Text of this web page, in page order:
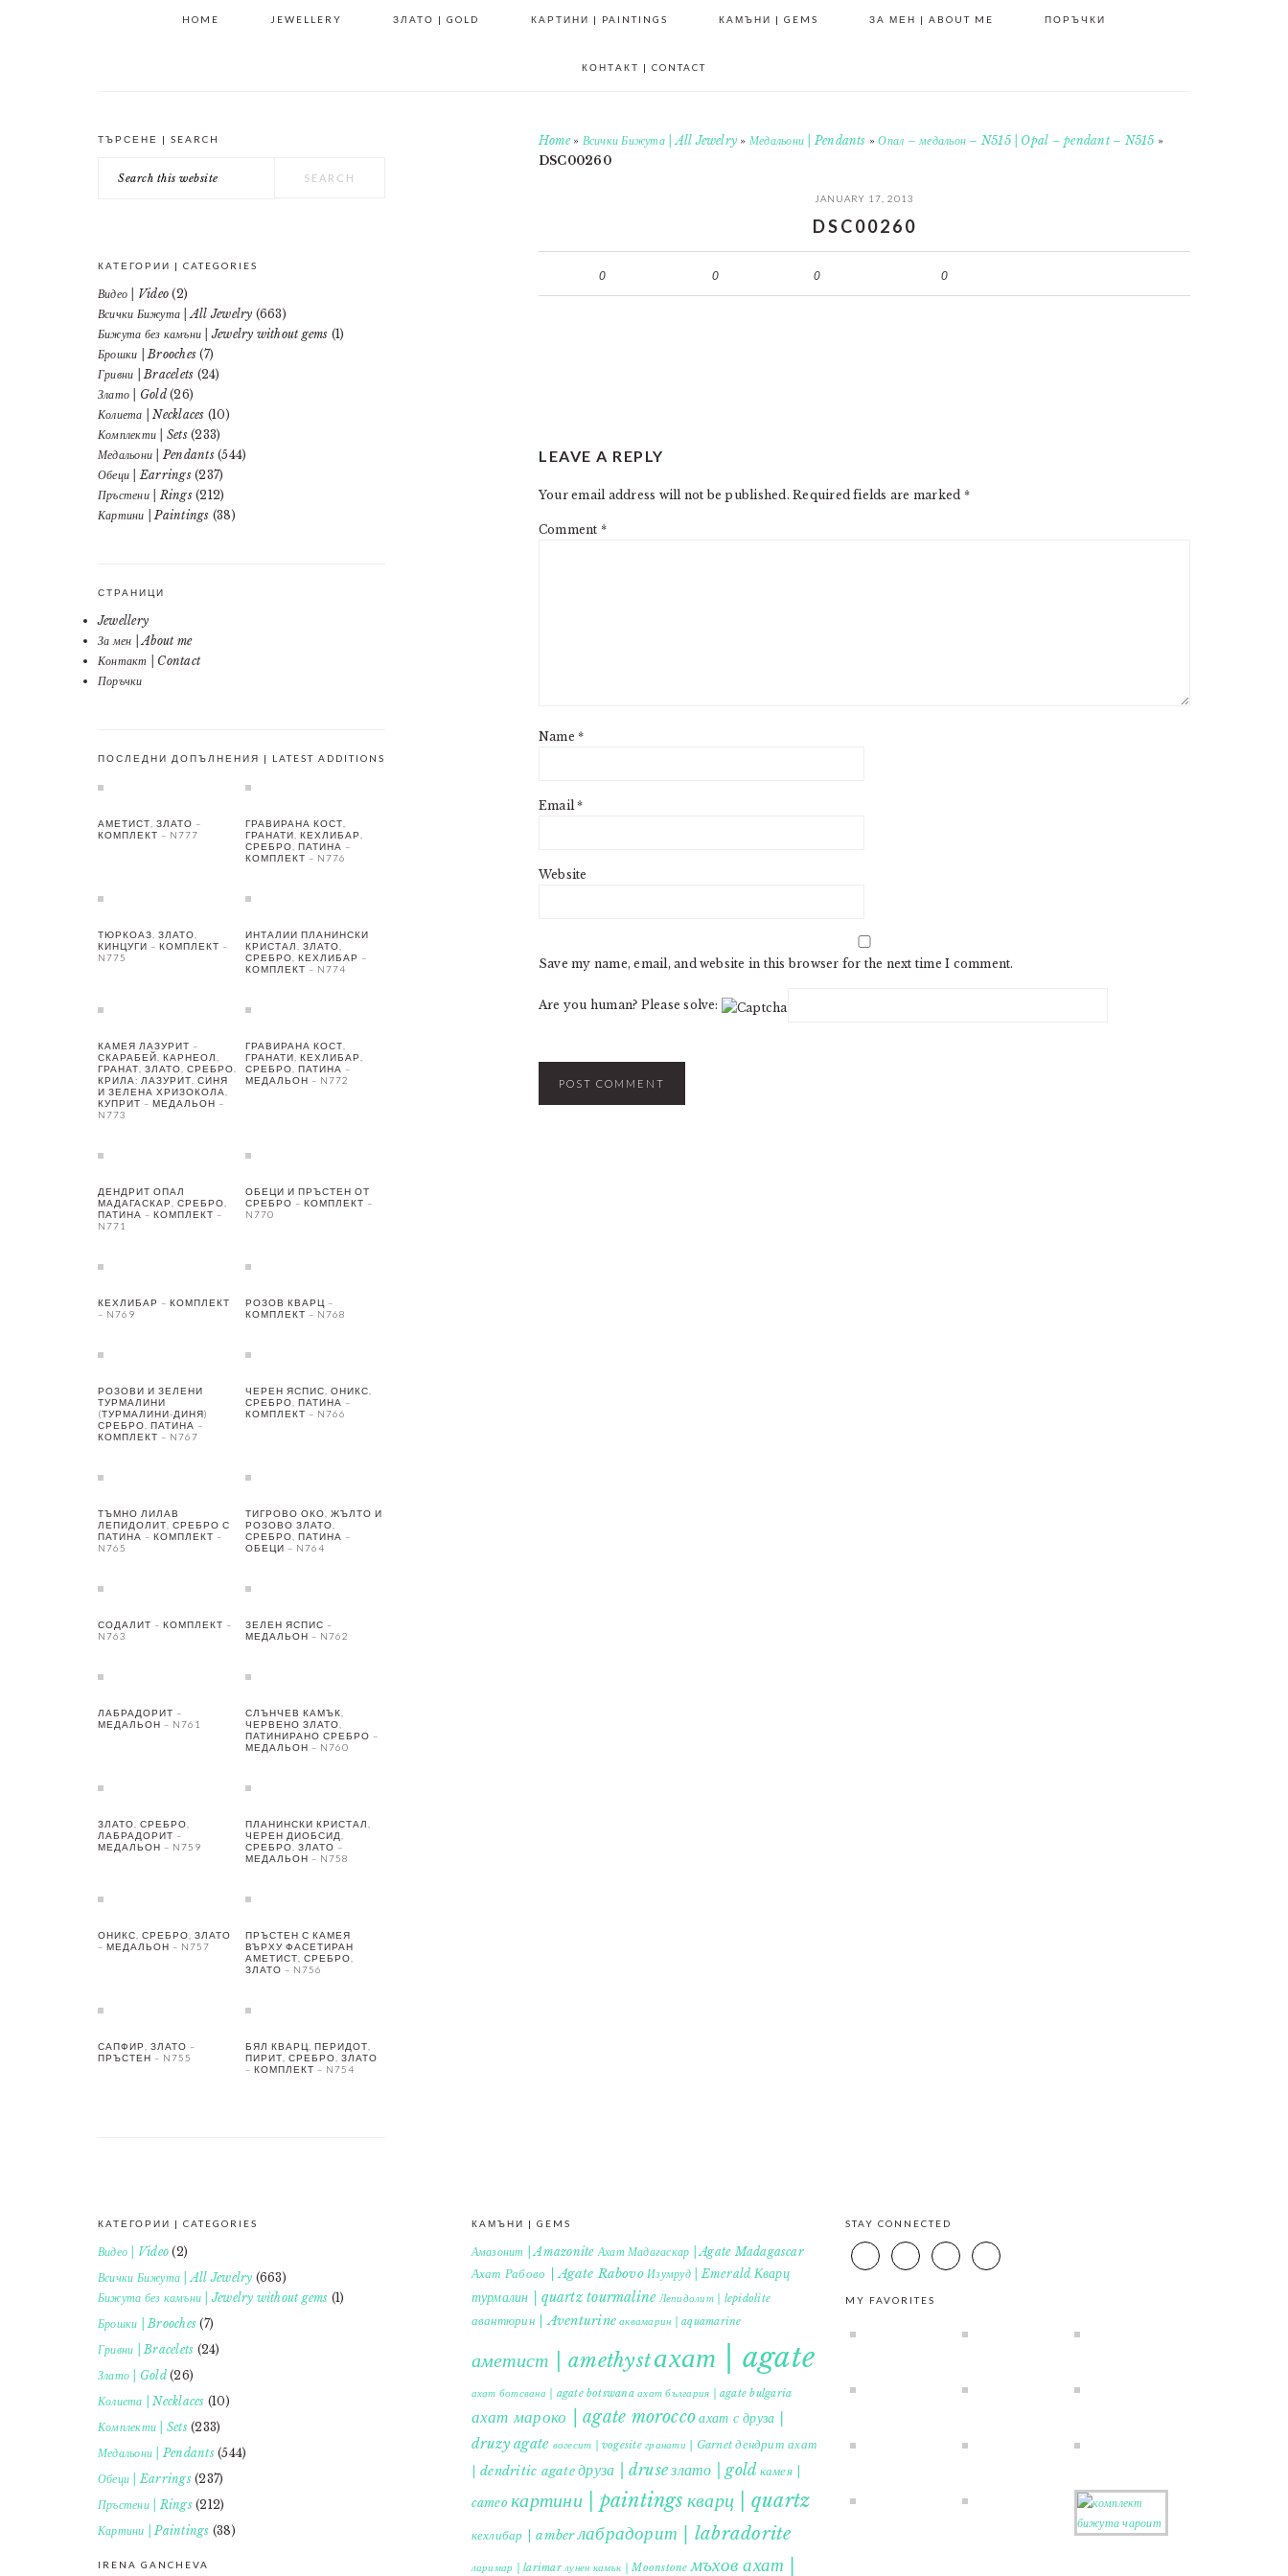
HOME JEWELLERY ЗЛАТО | GOLD КАРТИНИ | PAINTINGS КАМЪНИ | GEMS ЗА МЕН | ABOUT ME ПОРЪЧКИ
КОНТАКТ | CONTACT
Home» Всички Бижута | All Jewelry » Медальони | Pendants »Опал – медальон – N515 | Opal – pendant – N515 »
DSC00260
JANUARY 17, 2013
DSC00260
0 0 0 0
INTERACTIONS
LEAVE A REPLY
Your email address will not be published. Required fields are marked *
Comment *
Name*
Email*
Website
Save my name, email, and website in this browser for the next time I comment.
Are you human? Please solve:
PRIMARY
SIDEBAR
ТЪРСЕНЕ | SEARCH
this
КАТЕГОРИИ | CATEGORIES
Видео | Video (2)
Всички Бижута | All Jewelry (663)
Бижута без камъни | Jewelry without gems (1)
Брошки | Brooches (7)
Гривни | Bracelets (24)
Злато | Gold(26)
Колиета | Necklaces (10)
Комплекти | Sets(233)
Медальони | Pendants(544)
Обеци | Earrings(237)
Пръстени | Rings(212)
Картини | Paintings (38)
СТРАНИЦИ
Jewellery
За мен | About me
Контакт | Contact
Поръчки
ПОСЛЕДНИ ДОПЪЛНЕНИЯ | LATEST ADDITIONS
АМЕТИСТ, ЗЛАТО –
КОМПЛЕКТ – N777
ГРАВИРАНА КОСТ,
ГРАНАТИ, КЕХЛИБАР,
СРЕБРО, ПАТИНА –
КОМПЛЕКТ – N776
ТЮРКОАЗ, ЗЛАТО,
КИНЦУГИ – КОМПЛЕКТ –
N775
ИНТАЛИИ ПЛАНИНСКИ
КРИСТАЛ, ЗЛАТО,
СРЕБРО, КЕХЛИБАР –
КОМПЛЕКТ – N774
КАМЕЯ ЛАЗУРИТ –
СКАРАБЕЙ, КАРНЕОЛ,
ГРАНАТ, ЗЛАТО, СРЕБРО.
КРИЛА: ЛАЗУРИТ, СИНЯ
И ЗЕЛЕНА ХРИЗОКОЛА,
КУПРИТ – МЕДАЛЬОН –
N773
ГРАВИРАНА КОСТ,
ГРАНАТИ, КЕХЛИБАР,
СРЕБРО, ПАТИНА –
МЕДАЛЬОН – N772
ДЕНДРИТ ОПАЛ
МАДАГАСКАР, СРЕБРО,
ПАТИНА – КОМПЛЕКТ –
N771
ОБЕЦИ И ПРЪСТЕН ОТ
СРЕБРО – КОМПЛЕКТ –
N770
КЕХЛИБАР – КОМПЛЕКТ
– N769
РОЗОВ КВАРЦ –
КОМПЛЕКТ – N768
РОЗОВИ И ЗЕЛЕНИ
ТУРМАЛИНИ
(ТУРМАЛИНИ-ДИНЯ)
СРЕБРО, ПАТИНА –
КОМПЛЕКТ – N767
ЧЕРЕН ЯСПИС, ОНИКС,
СРЕБРО, ПАТИНА –
КОМПЛЕКТ – N766
ТЪМНО ЛИЛАВ
ЛЕПИДОЛИТ, СРЕБРО С
ПАТИНА – КОМПЛЕКТ –
N765
ТИГРОВО ОКО, ЖЪЛТО И
РОЗОВО ЗЛАТО,
СРЕБРО, ПАТИНА –
ОБЕЦИ – N764
СОДАЛИТ – КОМПЛЕКТ –
N763
ЗЕЛЕН ЯСПИС –
МЕДАЛЬОН – N762
ЛАБРАДОРИТ –
МЕДАЛЬОН – N761
СЛЪНЧЕВ КАМЪК,
ЧЕРВЕНО ЗЛАТО,
ПАТИНИРАНО СРЕБРО –
МЕДАЛЬОН – N760
ЗЛАТО, СРЕБРО,
ЛАБРАДОРИТ –
МЕДАЛЬОН – N759
ПЛАНИНСКИ КРИСТАЛ,
ЧЕРЕН ДИОБСИД,
СРЕБРО, ЗЛАТО –
МЕДАЛЬОН – N758
ОНИКС, СРЕБРО, ЗЛАТО
– МЕДАЛЬОН – N757
ПРЪСТЕН С КАМЕЯ
ВЪРХУ ФАСЕТИРАН
АМЕТИСТ, СРЕБРО,
ЗЛАТО – N756
САПФИР, ЗЛАТО –
ПРЪСТЕН – N755
БЯЛ КВАРЦ, ПЕРИДОТ,
ПИРИТ, СРЕБРО, ЗЛАТО
– КОМПЛЕКТ – N754
КАТЕГОРИИ | CATEGORIES
Видео | Video (2)
Всички Бижута | All Jewelry (663)
Бижута без камъни | Jewelry without gems (1)
Брошки | Brooches (7)
Гривни | Bracelets (24)
Злато | Gold(26)
Колиета | Necklaces (10)
Комплекти | Sets(233)
Медальони | Pendants(544)
Обеци | Earrings(237)
Пръстени | Rings(212)
Картини | Paintings (38)
IRENA GANCHEVA
КАМЪНИ | GEMS
Амазонит | Amazonite Ахат Мадагаскар | Agate Madagascar
Ахат Рабово | Agate Rabovo Изумруд | Emerald Кварц
турмалин | quartz tourmaline Лепидолит | lepidolite
авантюрин | Aventurine аквамарин | aquamarine
аметист | amethystахат | agate
ахат ботсвана | agate botswana ахат българия | agate bulgaria
ахат мароко | agate moroccoахат с друза |
druzy agate вогесит | vogesite гранати | Garnet дендрит ахат
| dendritic agateдруза | druseзлато | gold камея |
cameo картини | paintings кварц | quartz
кехлибар | amberлабрадорит | labradorite
ларимар | larimar лунен камък | Moonstone мъхов ахат |
STAY CONNECTED
MY FAVORITES